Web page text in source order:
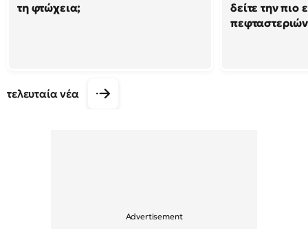
τη φτώχεια;
δείτε την
πεφταστεριών
τελευταία νέα